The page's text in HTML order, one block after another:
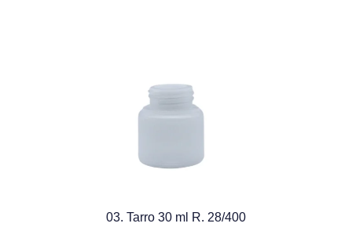
03. Tarro 30 ml R. 28/400